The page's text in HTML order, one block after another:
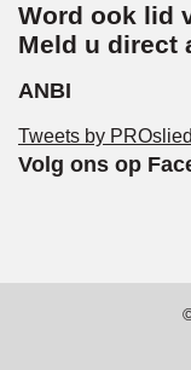
Word ook lid
Meld u direct
ANBI
Tweets by
Volg ons op